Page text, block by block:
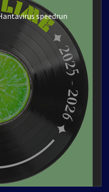
speedrun